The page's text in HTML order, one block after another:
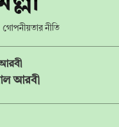
গোপনীয়তার নীতি
আরবী